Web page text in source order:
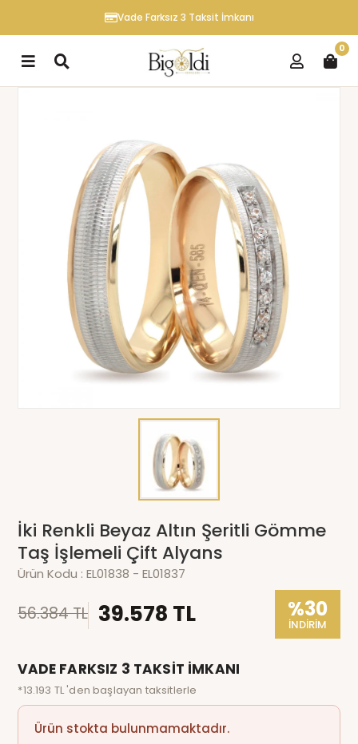
Vade Farksız 3 Taksit İmkanı
0
İki Renkli Beyaz Altın Şeritli Gömme
Taş İşlemeli Çift Alyans
Ürün Kodu :EL01838 - EL01837
56.384 TL 39.578 TL %30
İNDİRİM
VADE FARKSIZ 3 TAKSİT İMKANI
*13.193 TL 'den başlayan taksitlerle
Ürün stokta bulunmamaktadır.